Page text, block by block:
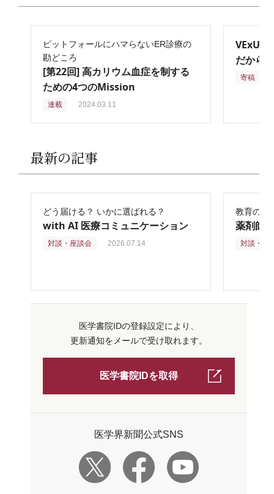
ピットフォールにハマらないER診療の
勘どころ
[第22回] 高カリウム血症を制する
ための4つのMission
連載 2024.03.11
VExUS
だから
寄稿
最新の記事
どう届ける？ いかに選ばれる？
with AI 医療コミュニケーション
対談・座談会 2026.07.14
教育の再
薬剤師
対談・座
医学書院IDの登録設定により、
更新通知をメールで受け取れます。
医学書院IDを取得
医学界新聞公式SNS